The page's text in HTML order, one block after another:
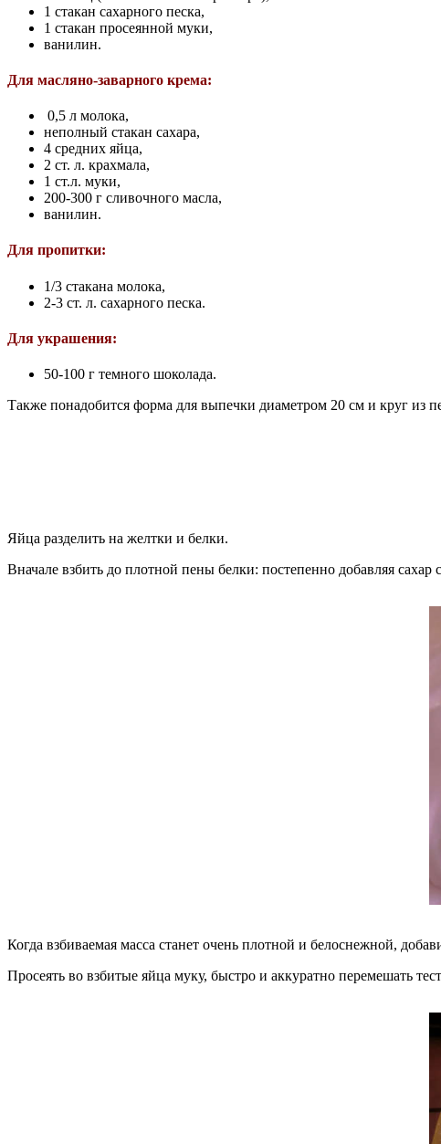
1 стакан сахарного песка,
1 стакан просеянной муки,
ванилин.
Для масляно-заварного крема:
0,5 л молока,
неполный стакан сахара,
4 средних яйца,
2 ст. л. крахмала,
1 ст.л. муки,
200-300 г сливочного масла,
ванилин.
Для пропитки:
1/3 стакана молока,
2-3 ст. л. сахарного песка.
Для украшения:
50-100 г темного шоколада.
Также понадобится форма для выпечки диаметром 20 см и круг из
Яйца разделить на желтки и белки.
Вначале взбить до плотной пены белки: постепенно добавляя сахар
Когда взбиваемая масса станет очень плотной и белоснежной,
Просеять во взбитые яйца муку, быстро и аккуратно перемешать